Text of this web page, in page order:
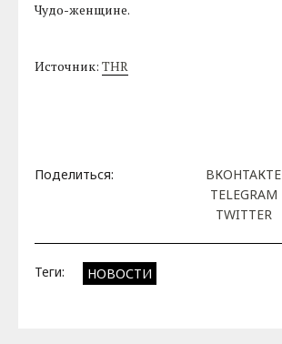
Чудо-женщине.
Источник:THR
Поделиться:
ВКОНТАКТЕ
TELEGRAM
TWITTER
Теги: НОВОСТИ